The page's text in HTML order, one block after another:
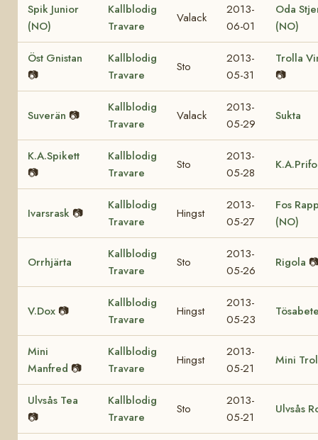
Spik Junior
(NO)
Kallblodig
Travare
Valack
2013-
06-01
Oda
(NO)
Öst Gnistan
📷
Kallblodig
Travare
Sto
2013-
05-31
Trolla
📷
Suverän 📷
Kallblodig
Travare
Valack
2013-
05-29
Sukta
K.A.Spikett
📷
Kallblodig
Travare
Sto
2013-
05-28
Ivarsrask 📷
Kallblodig
Travare
Hingst
2013-
05-27
Fos
(NO)
Orrhjärta
Kallblodig
Travare
Sto
2013-
05-26
Rigola
V.Dox 📷
Kallblodig
Travare
Hingst
2013-
05-23
Mini
Manfred 📷
Kallblodig
Travare
Hingst
2013-
05-21
Mini
Ulvsås Tea
📷
Kallblodig
Travare
Sto
2013-
05-21
Ulvsås